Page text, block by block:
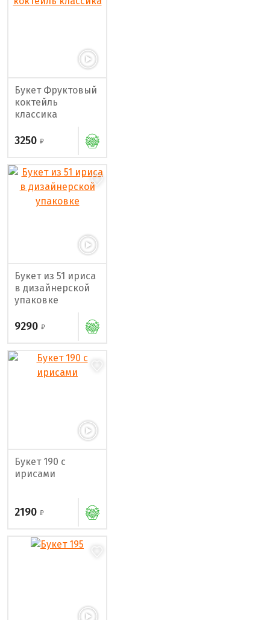
Букет Фруктовый
коктейль
классика
3250
Букет из 51 ириса
в дизайнерской
упаковке
9290
Букет 190 с
ирисами
2190